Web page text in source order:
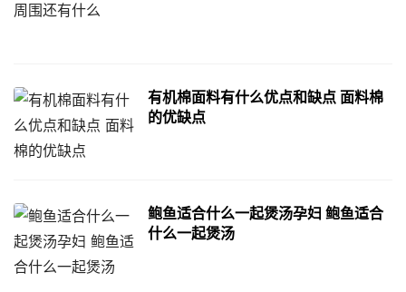
有机棉面料有什么优点和缺点 面料棉
的优缺点
鲍鱼适合什么一起煲汤孕妇 鲍鱼适合
什么一起煲汤